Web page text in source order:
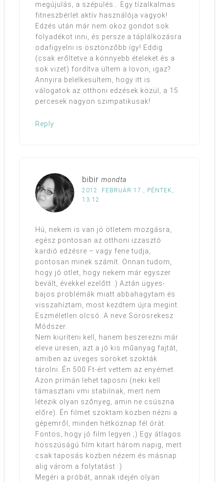
megújulás, a szépülés… Egy tízalkalmas
fitneszbérlet aktív használója vagyok!
Edzés után már nem okoz gondot sok
folyadékot inni, és persze a táplálkozásra
odafigyelni is ösztönzőbb így! Eddig
(csak erőltetve a könnyebb ételeket és a
sok vizet) fordítva ültem a lovon, igaz?
Annyira belelkesültem, hogy itt is
válogatok az otthoni edzések közül, a 15
percesek nagyon szimpatikusak!
Reply
bibir mondta
2012. FEBRUÁR 17., PÉNTEK,
13:12
Hú, nekem is van jó ötletem mozgásra,
egész pontosan az otthoni izzasztó
kardió edzésre – vagy fene tudja,
pontosan minek számít. Onnan tudom,
hogy jó ötlet, hogy nekem már egyszer
bevált, évekkel ezelőtt :) Aztán ügyes-
bajos problémák miatt abbahagytam és
visszahíztam, most kezdtem újra megint.
Eszméletlen olcsó. A neve Sörösrekesz
Módszer.
Nem kiüríteni kell, hanem beszerezni már
eleve üresen, azt a jó kis műanyag fajtát,
amiben az üveges söröket szokták
tárolni. Én 500 Ft-ért vettem az enyémet.
Azon prímán lehet taposni (neki kell
támasztani vmi stabilnak, mert nem
létezik olyan szőnyeg, amin ne csúszna
előre). Én filmet szoktam közben nézni a
gépemről, minden hétköznap fél órát.
Fontos, hogy jó film legyen ;) Egy átlagos
hosszúságú film kitart három napig, mert
csak taposás közben nézem és másnap
alig várom a folytatást :)
Megéri a próbát, annak idején olyan